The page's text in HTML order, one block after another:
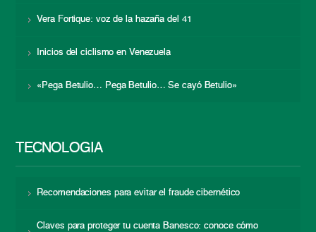
Vera Fortique: voz de la hazaña del 41
Inicios del ciclismo en Venezuela
«Pega Betulio… Pega Betulio… Se cayó Betulio»
TECNOLOGÍA
Recomendaciones para evitar el fraude cibernético
Claves para proteger tu cuenta Banesco: conoce cómo